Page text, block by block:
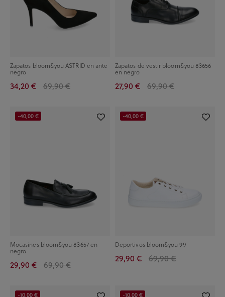
Zapatos bloom&you ASTRID en ante
negro
34,20 € 69,90 €
Zapatos de vestir bloom&you 83656
en negro
27,90 € 69,90 €
Mocasines bloom&you 83657 en
negro
29,90 € 69,90 €
-40,00 €
Deportivos bloom&you 99
29,90 € 69,90 €
-40,00 €
-10,00 € -10,00 €